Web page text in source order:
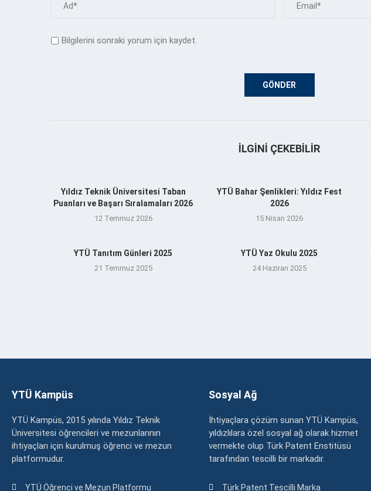
Bilgilerini sonraki yorum için kaydet.
İLGINI ÇEKEBILIR
Yıldız Teknik Üniversitesi Taban
Puanları ve Başarı Sıralamaları 2026
12 Temmuz 2026
YTÜ Bahar Şenlikleri: Yıldız Fest
2026
15 Nisan 2026
YTÜ Tanıtım Günleri 2025
21 Temmuz 2025
YTÜ Yaz Okulu 2025
24 Haziran 2025
YTÜ Kampüs
YTÜ Kampüs, 2015 yılında Yıldız Teknik
Üniversitesi öğrencileri ve mezunlarının
ihtiyaçları için kurulmuş öğrenci ve mezun
platformudur.
YTÜ Öğrenci ve Mezun Platformu
Sosyal Ağ
İhtiyaçlara çözüm sunan YTÜ Kampüs,
yıldızlılara özel sosyal ağ olarak hizmet
vermekte olup Türk Patent Enstitüsü
tarafından tescilli bir markadır.
Türk Patent Tescilli Marka